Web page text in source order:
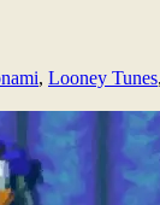
, Looney Tunes,